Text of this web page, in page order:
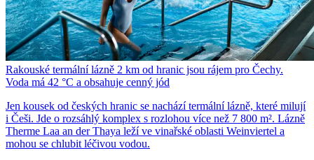
Rakouské termální lázně 2 km od hranic jsou rájem pro Čechy.
Voda má 42 °C a obsahuje cenný jód
Jen kousek od českých hranic se nachází termální lázně, které milují
i Češi. Jde o rozsáhlý komplex s rozlohou více než 7 800 m². Lázně
Therme Laa an der Thaya leží ve vinařské oblasti Weinviertel a
mohou se chlubit léčivou vodou.